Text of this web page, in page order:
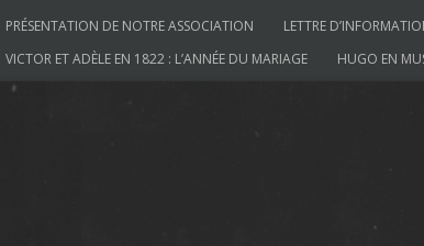
Aller au contenu
PRÉSENTATION DE NOTRE ASSOCIATION LETTRE
VICTOR ET ADÈLE EN 1822 : L’ANNÉE DU MARIAGE
HUGO EN